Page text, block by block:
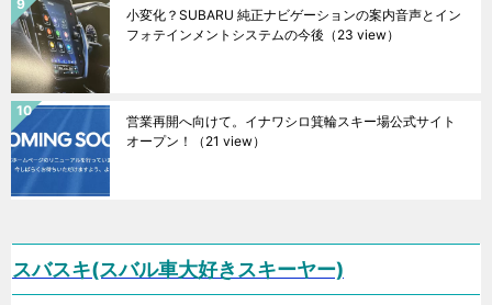
小変化？SUBARU 純正ナビゲーションの案内音声とイン
フォテインメントシステムの今後 （23 view）
営業再開へ向けて。イナワシロ箕輪スキー場公式サイト
オープン！
（21 view）
スバスキ(スバル車大好きスキーヤー)